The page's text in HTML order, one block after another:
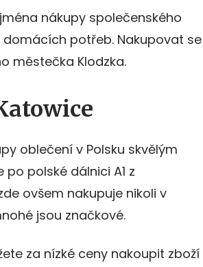
nákupy společenského
potřeb. Nakupovat se
městečka Klodzka.
oblečení v Polsku skvělým
polské dálnici A1 z
ovšem nakupuje nikoli v
jsou značkové.
za nízké ceny nakoupit zboží